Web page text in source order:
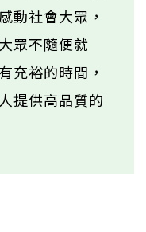
動社會大眾，
眾不隨便就
充裕的時間，
提供高品質的